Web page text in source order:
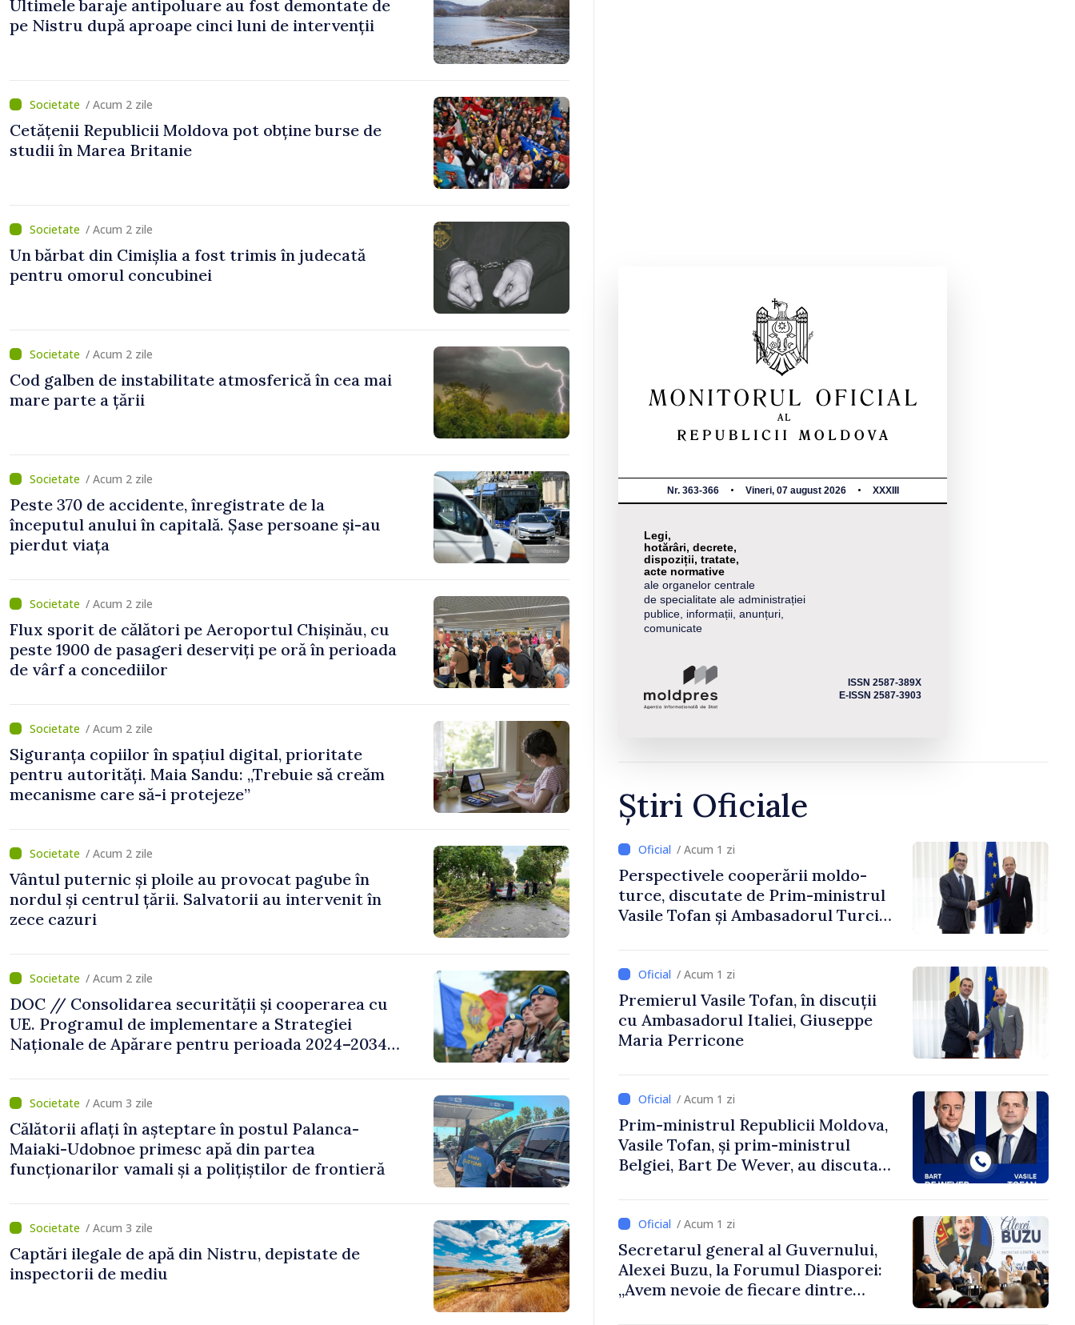
Ultimele baraje antipoluare au fost demontate de
pe Nistru după aproape cinci luni de intervenții
/ Acum 2 zile
Cetățenii Republicii Moldova pot obține burse de
studii în Marea Britanie
/ Acum 2 zile
Un bărbat din Cimișlia a fost trimis în judecată
pentru omorul concubinei
/ Acum 2 zile
Cod galben de instabilitate atmosferică în cea mai
mare parte a țării
/ Acum 2 zile
Peste 370 de accidente, înregistrate de la
începutul anului în capitală. Șase persoane și-au
pierdut viața
/ Acum 2 zile
Flux sporit de călători pe Aeroportul Chișinău, cu
peste 1900 de pasageri deserviți pe oră în perioada
de vârf a concediilor
/ Acum 2 zile
Siguranța copiilor în spațiul digital, prioritate
pentru autorități. Maia Sandu: „Trebuie să creăm
mecanisme care să-i protejeze”
/ Acum 2 zile
Vântul puternic și ploile au provocat pagube în
nordul și centrul țării. Salvatorii au intervenit în
zece cazuri
/ Acum 2 zile
DOC // Consolidarea securității și cooperarea cu
UE. Programul de implementare a Strategiei
Naționale de Apărare pentru perioada 2024–2034,
/ Acum 3 zile
Călătorii aflați în așteptare în postul Palanca-
Maiaki-Udobnoe primesc apă din partea
funcționarilor vamali și a polițiștilor de frontieră
/ Acum 3 zile
Captări ilegale de apă din Nistru, depistate de
inspectorii de mediu
Nr. 363-366 Vineri, 07 august 2026 XXXIII
Legi,
hotărâri, decrete,
dispoziții, tratate,
acte normative
ale organelor centrale
de specialitate ale administrației
publice, informații, anunțuri,
comunicate
ISSN 2587-389X
E-ISSN 2587-3903
Știri Oficiale
/ Acum 1 zi
Perspectivele cooperării moldo-
turce, discutate de Prim-ministrul
Vasile Tofan și Ambasadorul Turciei,
/ Acum 1 zi
Premierul Vasile Tofan, în discuții
cu Ambasadorul Italiei, Giuseppe
Maria Perricone
/ Acum 1 zi
Prim-ministrul Republicii Moldova,
Vasile Tofan, și prim-ministrul
Belgiei, Bart De Wever, au discutat
/ Acum 1 zi
Secretarul general al Guvernului,
Alexei Buzu, la Forumul Diasporei:
„Avem nevoie de fiecare dintre